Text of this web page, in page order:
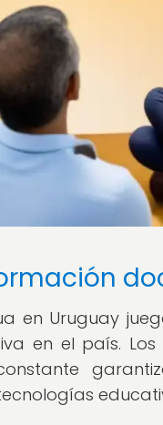
en Uruguay
en el país.